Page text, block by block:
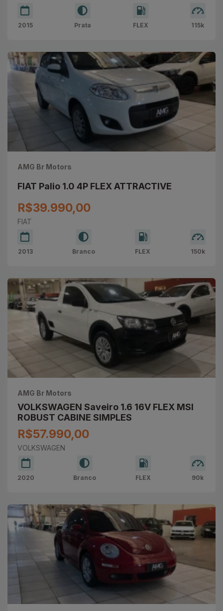
2015 Prata FLEX 115k
AMG Br Motors
FIAT Palio 1.0 4P FLEX ATTRACTIVE
R$39.990,00
FIAT
2013 Branco FLEX 150k
AMG Br Motors
VOLKSWAGEN Saveiro 1.6 16V FLEX MSI
ROBUST CABINE SIMPLES
R$57.990,00
VOLKSWAGEN
2020 Branco FLEX 90k